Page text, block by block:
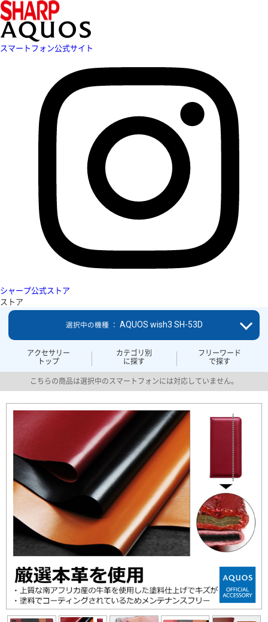
スマートフォン公式サイト
シャープ公式ストア
ストア
アクセサリー
トップ
カテゴリ別
に探す
フリーワード
で探す
選択中の機種 ： AQUOS wish3 SH-53D
こちらの商品は選択中のスマートフォンには対応していません。